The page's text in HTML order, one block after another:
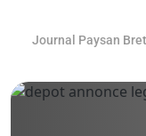
Journal Paysan